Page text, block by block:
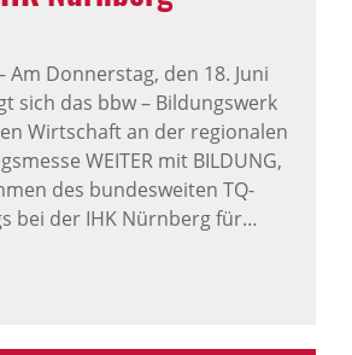
Am Donnerstag, den 18. Juni
sich das bbw – Bildungswerk
Wirtschaft an der regionalen
WEITER mit BILDUNG,
des bundesweiten TQ-
bei der IHK Nürnberg für…